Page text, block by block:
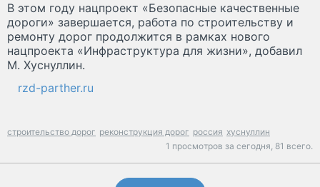
В этом году нацпроект «Безопасные качественные
дороги» завершается, работа по строительству и
ремонту дорог продолжится в рамках нового
нацпроекта «Инфраструктура для жизни», добавил
М. Хуснуллин.
rzd-parther.ru
строительство дорог реконструкция дорог россия хуснуллин
1 просмотров за сегодня, 81 всего.